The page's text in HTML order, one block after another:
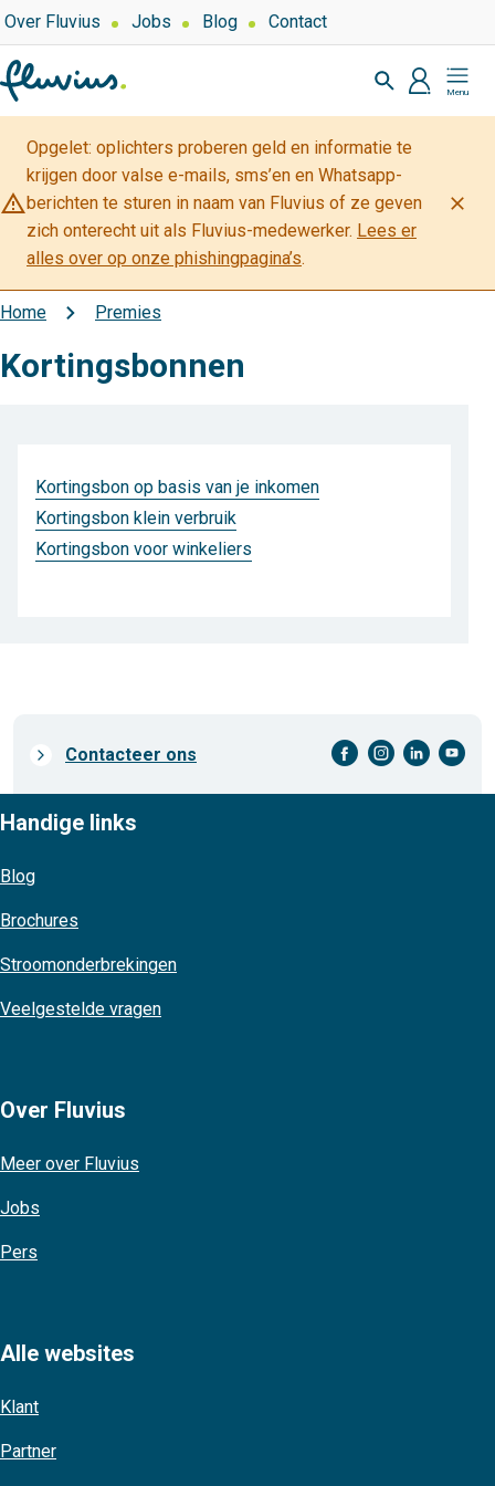
Overslaan
en
naar
de
inhoud
gaan
Top
navigation
Over Fluvius Jobs Blog Contact
Zoeken
profiel
Mijn
Fluvius
warning_amber
Opgelet: oplichters proberen geld en informatie te
krijgen door valse e-mails, sms’en en Whatsapp-
berichten te sturen in naam van Fluvius of ze geven
zich onterecht uit als Fluvius-medewerker. Lees er
alles over op onze phishingpagina’s.
close
Kruimelpad
Home Premies
Kortingsbonnen
Kortingsbon op basis van je inkomen
Kortingsbon klein verbruik
Kortingsbon voor winkeliers
Prefooter
Contacteer ons facebook-cirkel instagram-cirkel linkedin-cirkel youtube-cirkel
Handige links
Blog
Brochures
Stroomonderbrekingen
Veelgestelde vragen
Over Fluvius
Meer over Fluvius
Jobs
Pers
Alle websites
Klant
Partner